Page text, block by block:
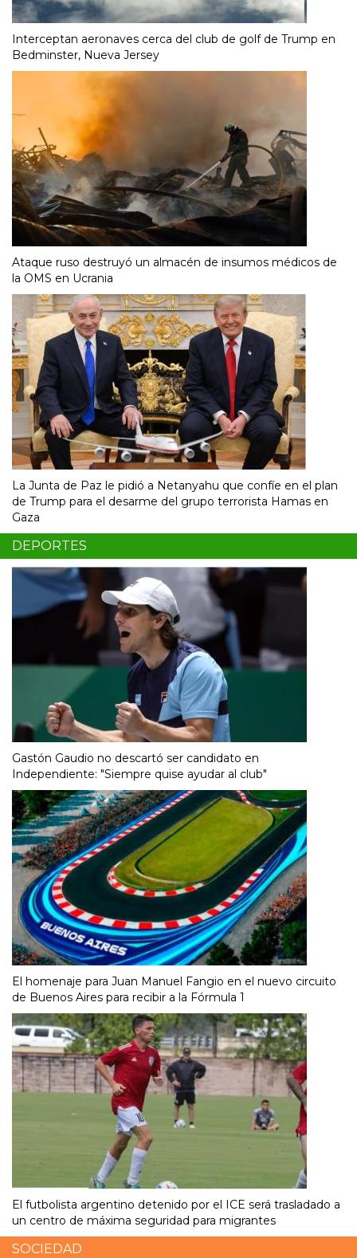
Interceptan aeronaves cerca del club de golf de Trump en
Bedminster, Nueva Jersey
Ataque ruso destruyó un almacén de insumos médicos de
la OMS en Ucrania
La Junta de Paz le pidió a Netanyahu que confíe en el plan
de Trump para el desarme del grupo terrorista Hamas en
Gaza
DEPORTES
Gastón Gaudio no descartó ser candidato en
Independiente: "Siempre quise ayudar al club"
El homenaje para Juan Manuel Fangio en el nuevo circuito
de Buenos Aires para recibir a la Fórmula 1
El futbolista argentino detenido por el ICE será trasladado a
un centro de máxima seguridad para migrantes
SOCIEDAD